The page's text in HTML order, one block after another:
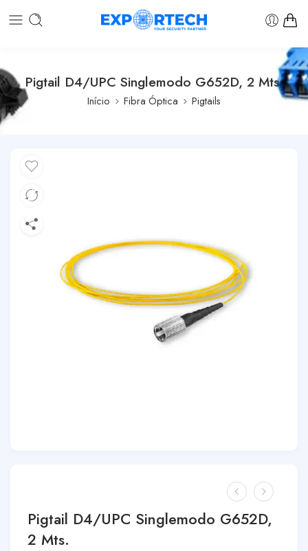
Pigtail D4/UPC Singlemodo G652D, 2 Mts.
Início Fibra Óptica Pigtails
Pigtail D4/UPC Singlemodo G652D,
2 Mts.